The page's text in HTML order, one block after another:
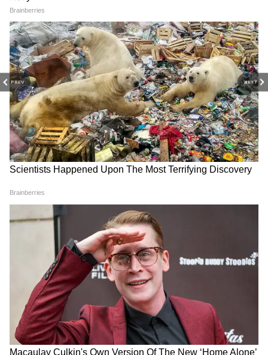
PREV NEXT
উচিত। তরুণদের দ্বারা করা ভুলগুলি অপমানজনক
হতে পারে, তাই অন্তত ভুলগুলি পুনরাবৃত্তি করার
চেষ্টা করুন। কোনও কিছুতে রাগ করার সময়
নিজের সমস্ত রাগ পরিবারের সদস্যদের ওপর না
তোলা উচিত, যেভাবেই হোক রেগে যাওয়া ঠিক নয়।
খাবারে হালকা ও হজমযোগ্য খাবার খাওয়ার চেষ্টা
করুন, এর সঙ্গে বাইরের খাবার এড়িয়ে চলুন, না
হলে পেট খারাপ হতে পারে।
আপনার শুভ রং সাদা। শুভ সংখ্যা ৪৮। শুভ দিক
অগ্নিকোণ। শুভ রত্ন প্রবাল।